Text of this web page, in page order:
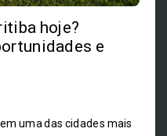
hoje?
e
uma das cidades mais